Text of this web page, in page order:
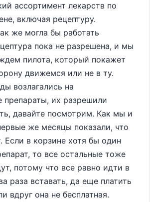
ассортимент лекарств по
включая рецептуру.
же могла бы работать
пока не разрешена, и мы
пилота, который покажет
движемся или не в ту.
возлагались на
препараты, их разрешили
давайте посмотрим. Как мы и
же месяцы показали, что
Если в корзине хотя бы один
то все остальные тоже
потому что все равно идти в
раза вставать, да еще платить
вдруг она не бесплатная.